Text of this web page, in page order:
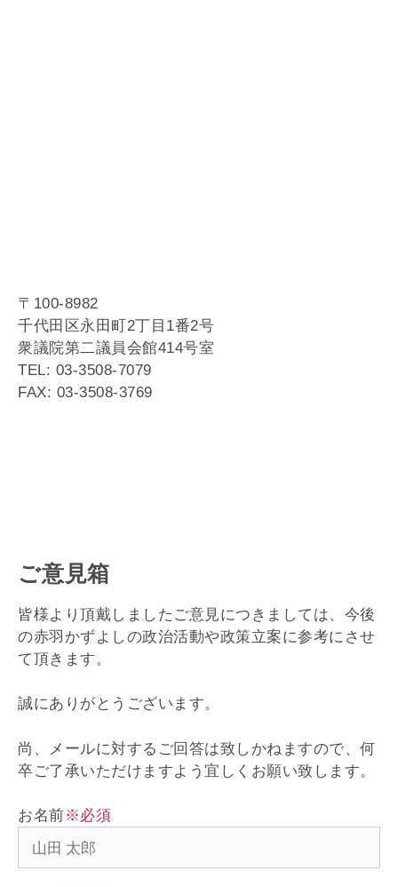
〒100-8982
千代田区永田町2丁目1番2号
衆議院第二議員会館414号室
TEL: 03-3508-7079
FAX: 03-3508-3769
ご意見箱
皆様より頂戴しましたご意見につきましては、今後
の赤羽かずよしの政治活動や政策立案に参考にさせ
て頂きます。
誠にありがとうございます。
尚、メールに対するご回答は致しかねますので、何
卒ご了承いただけますよう宜しくお願い致します。
お名前※必須